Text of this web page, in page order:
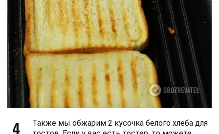
4
Также мы обжарим 2 кусочка белого хлеба для